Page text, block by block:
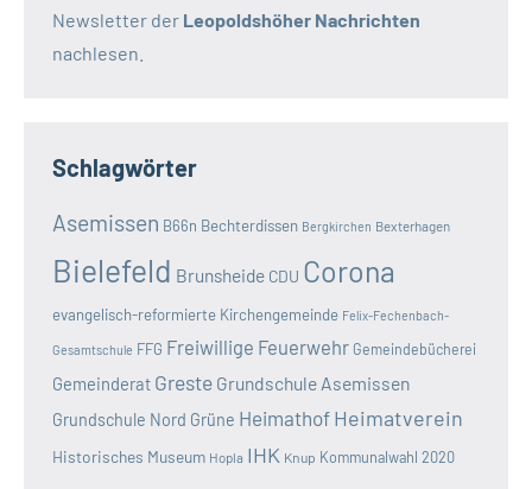
Newsletter der Leopoldshöher Nachrichten
nachlesen.
Schlagwörter
Asemissen B66n Bechterdissen Bergkirchen Bexterhagen
Bielefeld Brunsheide CDU Corona
evangelisch-reformierte Kirchengemeinde Felix-Fechenbach-
Gesamtschule FFG Freiwillige Feuerwehr Gemeindebücherei
Gemeinderat Greste Grundschule Asemissen
Grundschule Nord Grüne Heimathof Heimatverein
Historisches Museum Hopla IHK Knup Kommunalwahl 2020